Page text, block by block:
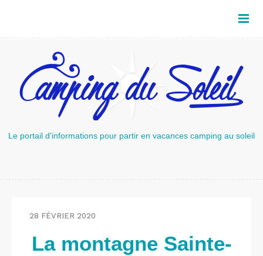
Le portail d'informations pour partir en vacances camping au soleil
28 FÉVRIER 2020
La montagne Sainte-